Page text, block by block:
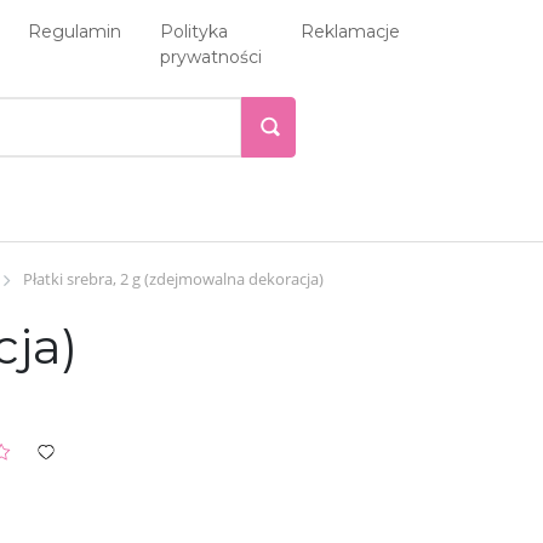
Regulamin
Polityka
prywatności
Reklamacje
Płatki srebra, 2 g (zdejmowalna dekoracja)